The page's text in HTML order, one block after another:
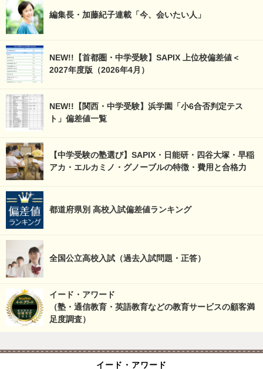
編集長・加藤紀子連載「今、会いたい人」
NEW!!【首都圏・中学受験】SAPIX 上位校偏差値＜
2027年度版（2026年4月）
NEW!!【関西・中学受験】浜学園「小6合否判定テス
ト」偏差値一覧
【中学受験の塾選び】SAPIX・日能研・四谷大塚・早稲
アカ・エルカミノ・グノーブルの特徴・費用と合格力
都道府県別 高校入試偏差値ランキング
全国公立高校入試（過去入試問題・正答）
イード・アワード
（塾・通信教育・英語教育などの教育サービスの顧客満
足度調査）
イード・アワード